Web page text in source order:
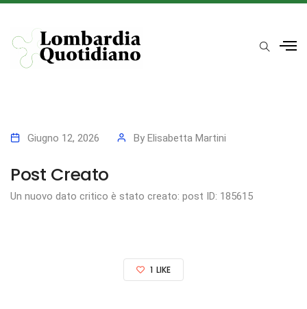
Giugno 12, 2026 By Elisabetta Martini
Post Creato
Un nuovo dato critico è stato creato: post ID: 185615
1 LIKE